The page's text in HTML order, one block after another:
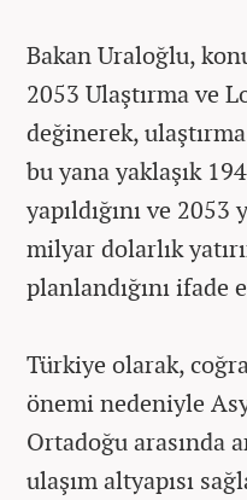
Bakan Uraloğlu,
2053 Ulaştırma ve
değinerek,
bu yana yaklaşık
yapıldığını ve 2053
milyar dolarlık
planlandığını ifade
Türkiye olarak,
önemi nedeniyle
Ortadoğu arasında
ulaşım altyapısı